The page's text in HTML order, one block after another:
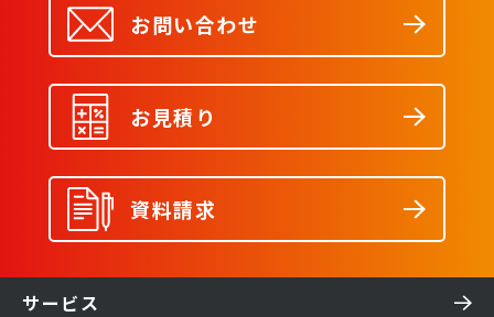
お問い合わせ
お見積り
資料請求
サービス